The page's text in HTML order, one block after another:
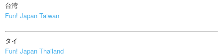
台湾
Fun! Japan Taiwan
タイ
Fun! Japan Thailand